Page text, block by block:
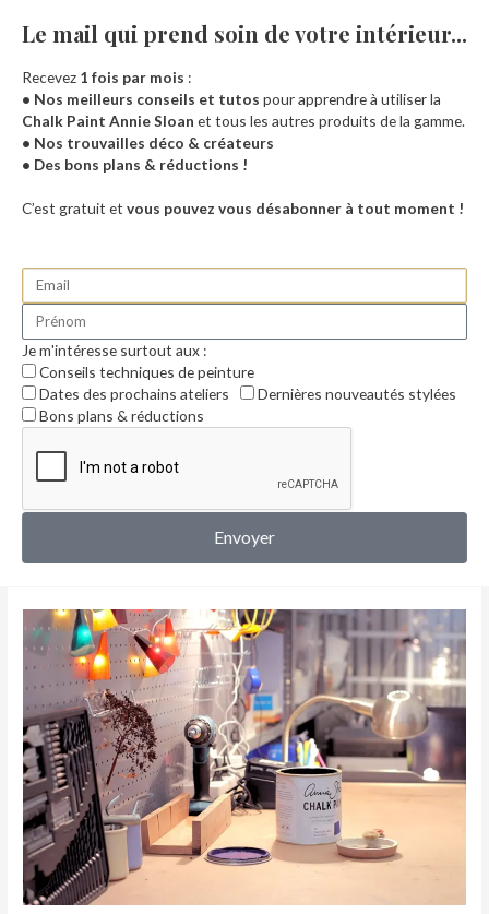
Accueil
MON COMPTE
Le mail qui prend soin de votre intérieur...​
Recevez 1 fois par mois :
• Nos meilleurs conseils et tutos pour apprendre à utiliser la
Chalk Paint Annie Sloan et tous les autres produits de la gamme.
• Nos trouvailles déco & créateurs
• Des bons plans & réductions !
C’est gratuit et vous pouvez vous désabonner à tout moment !
Je m'intéresse surtout aux :
Conseils techniques de peinture
Dates des prochains ateliers
Dernières nouveautés stylées
Bons plans & réductions
Envoyer